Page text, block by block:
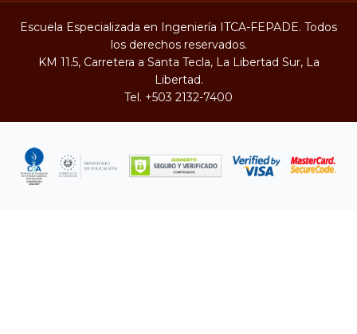
Escuela Especializada en Ingeniería ITCA-FEPADE. Todos
los derechos reservados.
KM 11.5, Carretera a Santa Tecla, La Libertad Sur, La
Libertad.
Tel. +503 2132-7400